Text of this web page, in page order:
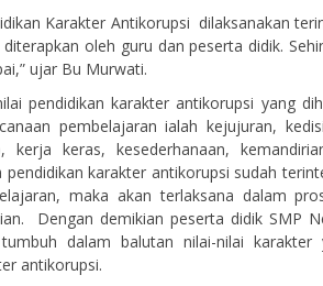
Karakter Antikorupsi dilaksanakan
diterapkan oleh guru dan peserta didik.
ujar Bu Murwati.
pendidikan karakter antikorupsi yang
pembelajaran ialah kejujuran,
kerja keras, kesederhanaan,
pendidikan karakter antikorupsi sudah
maka akan terlaksana dalam
Dengan demikian peserta didik SMP
dalam balutan nilai-nilai karakter
antikorupsi.